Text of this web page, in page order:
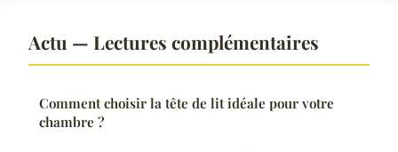
Actu — Lectures complémentaires
Comment choisir la tête de lit idéale pour votre
chambre ?